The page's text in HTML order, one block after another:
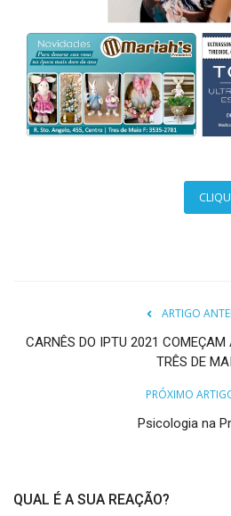
ARTIGO
CARNÊS DO IPTU 2021 COMEÇAM
TRÊS DE
PRÓXIMO
Psicologia na
QUAL É A SUA REAÇÃO?